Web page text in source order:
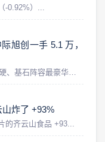
0.92%）...
旭创一手 5.1 万，
中际旭创来了。这可能是今年公司质地最硬、基石阵容最豪华，同时...
炸了 +93%
齐云山食品 +93...